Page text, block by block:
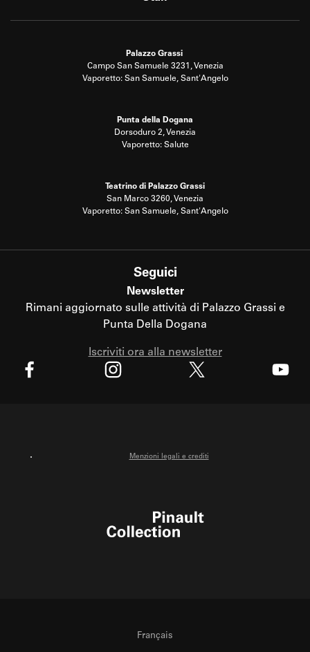
Palazzo Grassi
Campo San Samuele 3231, Venezia
Vaporetto: San Samuele, Sant'Angelo
Punta della Dogana
Dorsoduro 2, Venezia
Vaporetto: Salute
Teatrino di Palazzo Grassi
San Marco 3260, Venezia
Vaporetto: San Samuele, Sant'Angelo
Seguici
Newsletter
Rimani aggiornato sulle attività di Palazzo Grassi e
Punta Della Dogana
Iscriviti ora alla newsletter
Menzioni legali e crediti
Français